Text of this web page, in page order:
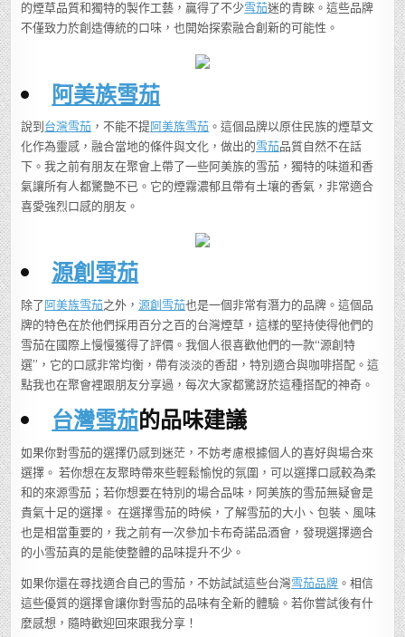
灣
雪
茄
你
的
品
味！
的煙草品質和獨特的製作工藝，贏得了不少雪茄迷的青睞。這些品牌
不僅致力於創造傳統的口味，也開始探索融合創新的可能性。
阿美族雪茄
說到 台灣雪茄 ，不能不提阿美族雪茄 。這個品牌以原住民族的煙草文
化作為靈感，融合當地的條件與文化，做出的雪茄品質自然不在話
下。我之前有朋友在聚會上帶了一些阿美族的雪茄，獨特的味道和香
氣讓所有人都驚艷不已。它的煙霧濃郁且帶有土壤的香氣，非常適合
喜愛強烈口感的朋友。
源創雪茄
除了 阿美族雪茄之外，源創雪茄也是一個非常有潛力的品牌。這個品
牌的特色在於他們採用百分之百的台灣煙草，這樣的堅持使得他們的
雪茄在國際上慢慢獲得了評價。我個人很喜歡他們的一款“源創特
選”，它的口感非常均衡，帶有淡淡的香甜，特別適合與咖啡搭配。這
點我也在聚會裡跟朋友分享過，每次大家都驚訝於這種搭配的神奇。
台灣雪茄的品味建議
如果你對雪茄的選擇仍感到迷茫，不妨考慮根據個人的喜好與場合來
選擇。 若你想在友聚時帶來些輕鬆愉悅的氛圍，可以選擇口感較為柔
和的來源雪茄；若你想要在特別的場合品味，阿美族的雪茄無疑會是
貴氣十足的選擇。 在選擇雪茄的時候，了解雪茄的大小、包裝、風味
也是相當重要的，我之前有一次參加卡布奇諾品酒會，發現選擇適合
的小雪茄真的是能使整體的品味提升不少。
如果你還在尋找適合自己的雪茄，不妨試試這些台灣雪茄品牌 。相信
這些優質的選擇會讓你對雪茄的品味有全新的體驗。若你嘗試後有什
麼感想，隨時歡迎回來跟我分享！